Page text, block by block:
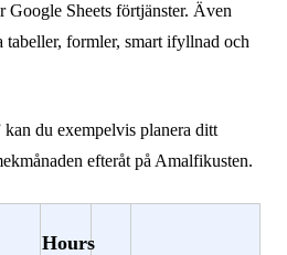
Google Sheets förtjänster. Även
formler, smart ifyllnad och
kan du exempelvis planera ditt
efteråt på Amalfikusten.
Hours